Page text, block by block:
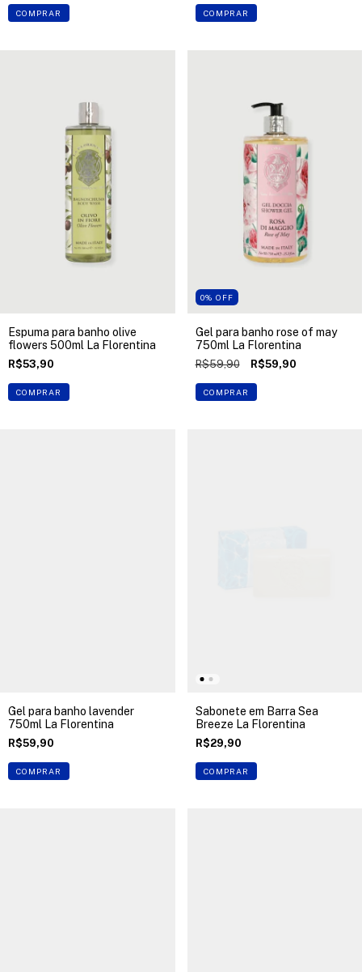
COMPRAR COMPRAR
Espuma para banho olive
flowers 500ml La Florentina
R$53,90
COMPRAR
0% OFF
Gel para banho rose of may
750ml La Florentina
R$59,90 R$59,90
COMPRAR
Gel para banho lavender
750ml La Florentina
R$59,90
COMPRAR
Sabonete em Barra Sea
Breeze La Florentina
R$29,90
COMPRAR